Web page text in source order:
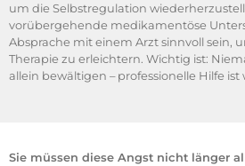
um die Selbstregulation
vorübergehende medikamentöse
Absprache mit einem Arzt sinnvoll sein,
Therapie zu erleichtern. Wichtig ist:
allein bewältigen – professionelle Hilfe
Sie müssen diese Angst nicht länger